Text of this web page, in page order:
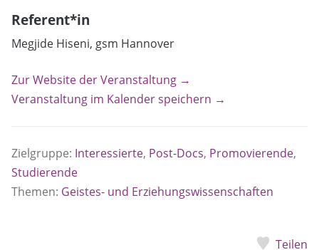
Referent*in
Megjide Hiseni, gsm Hannover
Zur Website der Veranstaltung →
Veranstaltung im Kalender speichern →
Zielgruppe: Interessierte, Post-Docs, Promovierende,
Studierende
Themen: Geistes- und Erziehungswissenschaften
Teilen